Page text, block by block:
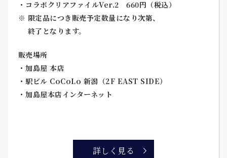
・コラボクリアファイルVer.2 660円（税込）
※ 限定品につき販売予定数量になり次第、
終了となります。
販売場所
・加島屋 本店
・駅ビル CoCoLo 新潟（2F EAST SIDE）
・加島屋本店インターネット
詳しく見る